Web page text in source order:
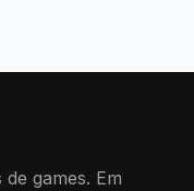
games. Em